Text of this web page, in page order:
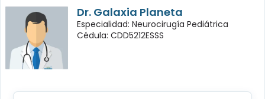
Dr. Galaxia Planeta
Especialidad: Neurocirugía Pediátrica
Cédula: CDD5212ESSS